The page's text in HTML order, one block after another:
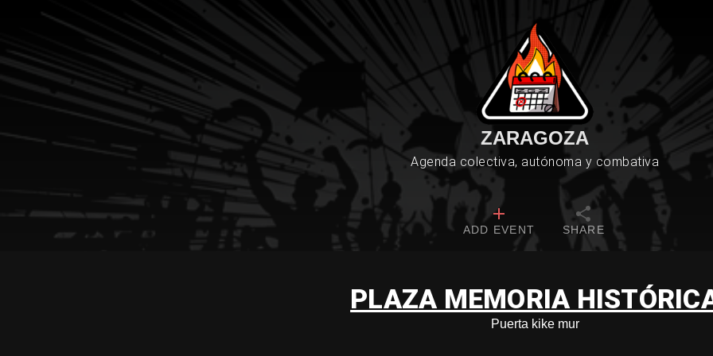
ZARAGOZA
Agenda colectiva, autónoma y combativa
ADD EVENT SHARE
PLAZA MEMORIA
Puerta kike mur